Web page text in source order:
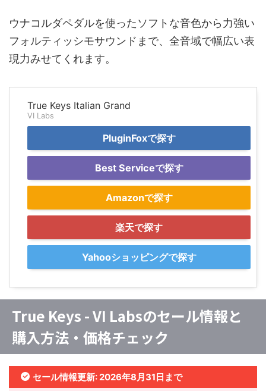
ウナコルダペダルを使ったソフトな音色から力強い
フォルティッシモサウンドまで、全音域で幅広い表
現力みせてくれます。
True Keys Italian Grand
VI Labs
PluginFoxで探す
Best Serviceで探す
Amazonで探す
楽天で探す
Yahooショッピングで探す
True Keys - VI Labsのセール情報と
購入方法・価格チェック
セール情報更新: 2026年8月31日まで